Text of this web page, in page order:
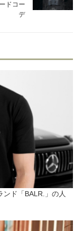
ドコー
デ
ンド「BALR.」の人